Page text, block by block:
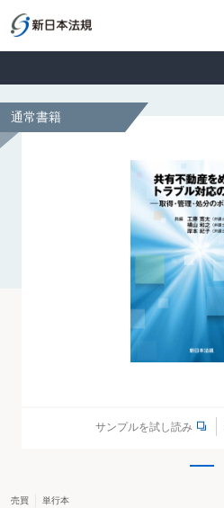
通常書籍
サンプルを試し読み
売買 単行本